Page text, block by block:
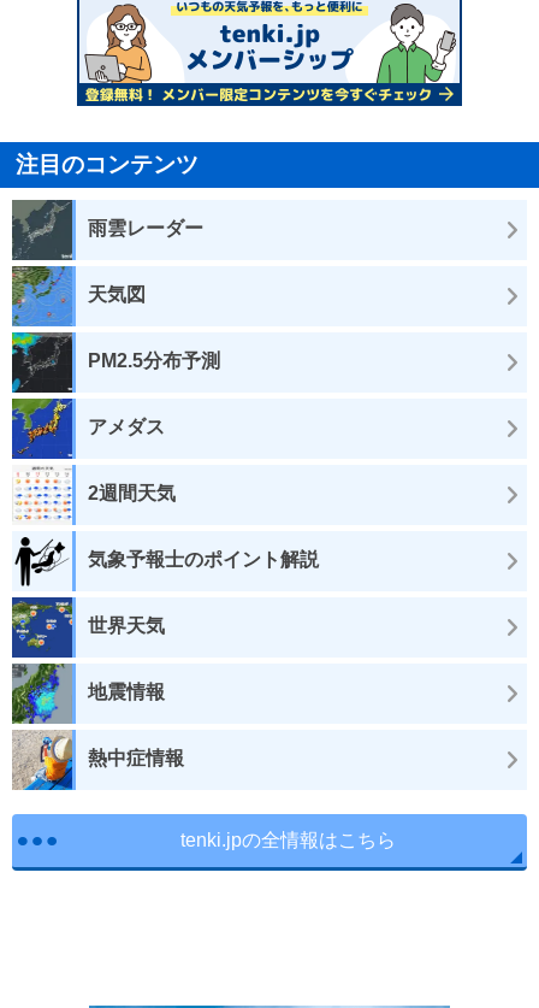
注目のコンテンツ
雨雲レーダー
天気図
PM2.5分布予測
アメダス
2週間天気
気象予報士のポイント解説
世界天気
地震情報
熱中症情報
tenki.jpの全情報はこちら